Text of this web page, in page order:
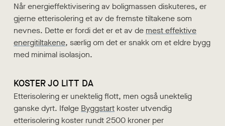
Når energieffektivisering av boligmassen diskuteres, er
gjerne etterisolering et av de fremste tiltakene som
nevnes. Dette er fordi det er et av de mest effektive
energitiltakene, særlig om det er snakk om et eldre bygg
med minimal isolasjon.
KOSTER JO LITT DA
Etterisolering er unektelig flott, men også unektelig
ganske dyrt. Ifølge Byggstart koster utvendig
etterisolering koster rundt 2500 kroner per